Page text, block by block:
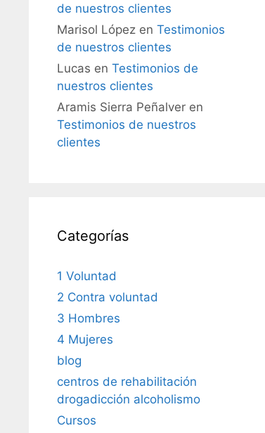
de nuestros clientes
Marisol López en Testimonios
de nuestros clientes
Lucas en Testimonios de
nuestros clientes
Aramis Sierra Peñalver en
Testimonios de nuestros
clientes
Categorías
1 Voluntad
2 Contra voluntad
3 Hombres
4 Mujeres
blog
centros de rehabilitación
drogadicción alcoholismo
Cursos